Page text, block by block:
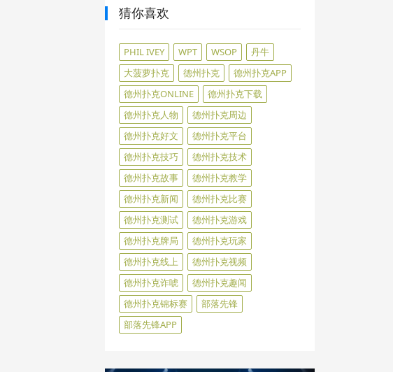
猜你喜欢
PHIL IVEY WPT WSOP
丹牛
大菠萝扑克
德州扑克
德州扑克APP
德州扑克ONLINE
德州扑克下载
德州扑克人物
德州扑克周边
德州扑克好文
德州扑克平台
德州扑克技巧
德州扑克技术
德州扑克故事
德州扑克教学
德州扑克新闻
德州扑克比赛
德州扑克测试
德州扑克游戏
德州扑克牌局
德州扑克玩家
德州扑克线上
德州扑克视频
德州扑克诈唬
德州扑克趣闻
德州扑克锦标赛
部落先锋
部落先锋APP